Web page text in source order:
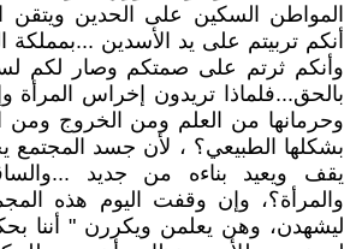
المواطن السكين على الحدين ويتقن
أنكم تربيتم على يد الأسدين
وأنكم ثرتم على صمتكم وصار لكم
بالحق...فلماذا تريدون إخراس المرأة
وحرمانها من العلم ومن الخروج ومن
بشكلها الطبيعي؟ ، لأن جسد المجتمع
يقف ويعيد بناءه من جديد
والمرأة؟، وإن وقفت اليوم هذه
ليشهدن، وهن يعلمن ويكررن " أننا